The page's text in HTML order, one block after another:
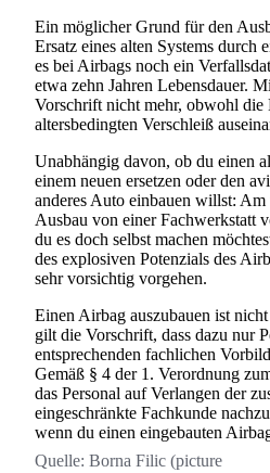
Ein möglicher Grund für den
Ersatz eines alten Systems durch
es bei Airbags noch ein
etwa zehn Jahren Lebensdauer.
Vorschrift nicht mehr, obwohl die
altersbedingten Verschleiß
Unabhängig davon, ob du einen
einem neuen ersetzen oder den
anderes Auto einbauen willst: Am
Ausbau von einer Fachwerkstatt
du es doch selbst machen
des explosiven Potenzials des
sehr vorsichtig vorgehen.
Einen Airbag auszubauen ist
gilt die Vorschrift, dass dazu nur
entsprechenden fachlichen
Gemäß § 4 der 1. Verordnung
das Personal auf Verlangen der
eingeschränkte Fachkunde
wenn du einen eingebauten
Quelle: Borna Filic (picture